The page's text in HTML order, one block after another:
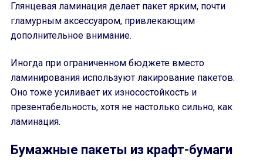
Глянцевая ламинация делает пакет ярким, почти
гламурным аксессуаром, привлекающим
дополнительное внимание.
Иногда при ограниченном бюджете вместо
ламинирования используют лакирование пакетов.
Оно тоже усиливает их износостойкость и
презентабельность, хотя не настолько сильно, как
ламинация.
Бумажные пакеты из крафт-бумаги